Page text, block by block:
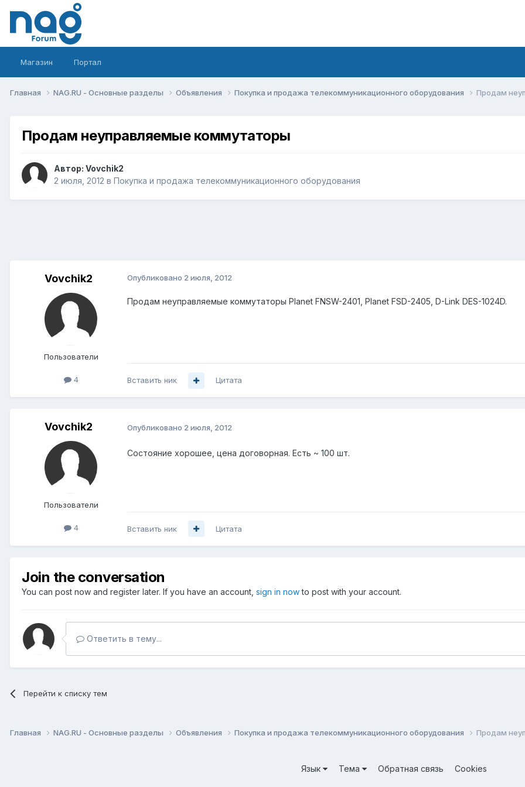
Магазин Портал
Главная NAG.RU - Основные разделы Объявления Покупка и продажа телекоммуникационного оборудования Продам
Продам неуправляемые коммутаторы
Автор: Vovchik2
2 июля, 2012 в Покупка и продажа телекоммуникационного оборудования
Vovchik2
Пользователи
4
Опубликовано 2 июля, 2012
Продам неуправляемые коммутаторы Planet FNSW-2401, Planet FSD-2405, D-Link DES-1024D.
Вставить ник Цитата
Vovchik2
Пользователи
4
Опубликовано 2 июля, 2012
Состояние хорошее, цена договорная. Есть ~ 100 шт.
Вставить ник Цитата
Join the conversation
You can post now and register later. If you have an account, sign in nowto post with your account.
Ответить в тему...
Перейти к списку тем
Главная NAG.RU - Основные разделы Объявления Покупка и продажа телекоммуникационного оборудования Продам
Язык Тема Обратная связь
Cookies